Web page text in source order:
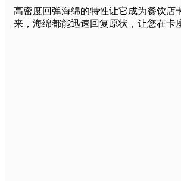
高密度回弹海绵的特性让它成为餐饮店
来，海绵都能迅速回复原状，让您在卡